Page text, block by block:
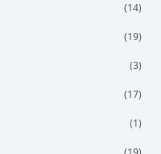
(14)
(19)
(3)
(17)
(1)